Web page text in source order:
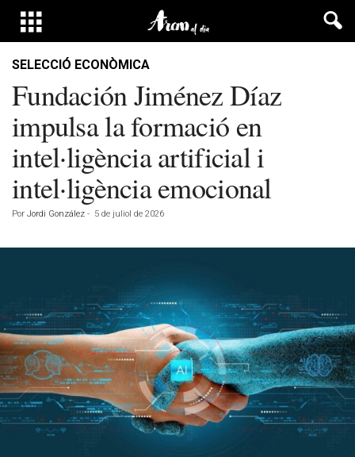
SELECCIÓ ECONÒMICA
Fundación Jiménez Díaz
impulsa la formació en
intel·ligència artificial i
intel·ligència emocional
Por Jordi González - 5 de juliol de 2026